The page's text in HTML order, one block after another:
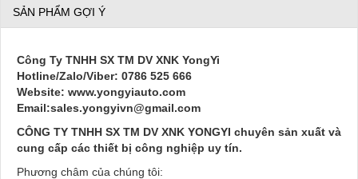
SẢN PHẨM GỢI Ý
Công Ty TNHH SX TM DV XNK YongYi
Hotline/Zalo/Viber: 0786 525 666
Website: www.yongyiauto.com
Email:sales.yongyivn@gmail.com
CÔNG TY TNHH SX TM DV XNK YONGYI chuyên sản xuất và
cung cấp các thiết bị công nghiệp uy tín.
Phương châm của chúng tôi: